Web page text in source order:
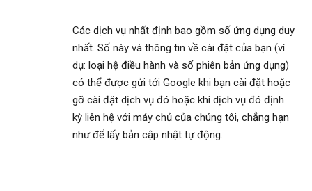
Các dịch vụ nhất định bao gồm số ứng dụng duy
nhất. Số này và thông tin về cài đặt của bạn (ví
dụ: loại hệ điều hành và số phiên bản ứng dụng)
có thể được gửi tới Google khi bạn cài đặt hoặc
gỡ cài đặt dịch vụ đó hoặc khi dịch vụ đó định
kỳ liên hệ với máy chủ của chúng tôi, chẳng hạn
như để lấy bản cập nhật tự động.